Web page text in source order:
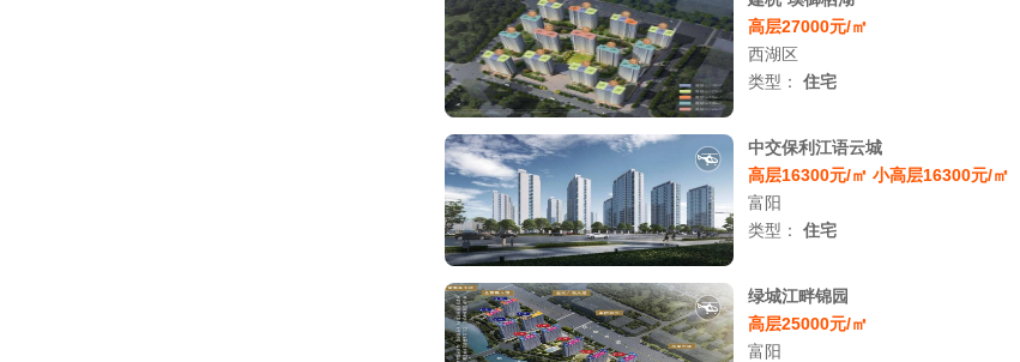
高层27000元/㎡
西湖区
类型： 住宅
中交保利江语云城
高层16300元/㎡ 小高层16300元/㎡
富阳
类型： 住宅
绿城江畔锦园
高层25000元/㎡
富阳